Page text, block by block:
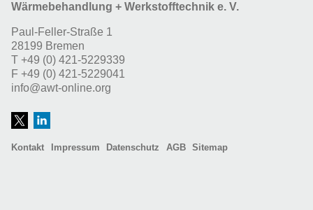
Wärmebehandlung + Werkstofftechnik e. V.
Paul-Feller-Straße 1
28199 Bremen
T +49 (0) 421-5229339
F +49 (0) 421-5229041
info@awt-online.org
Kontakt Impressum Datenschutz AGB Sitemap